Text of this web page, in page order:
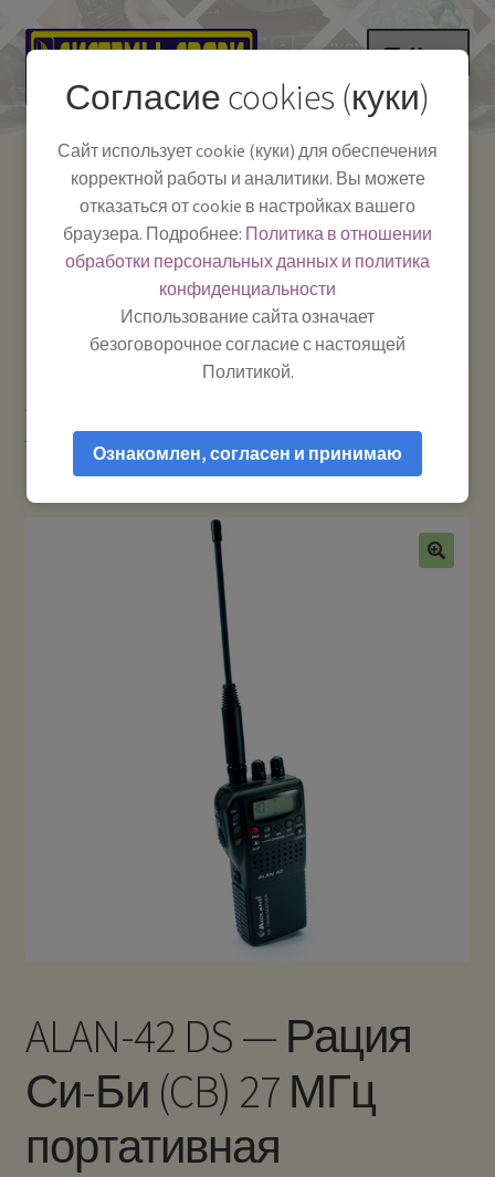
Перейти
навигации
Перейти
содержимому
Меню
Как пользоваться
Полезная информация
Мой аккаунт
Системы Связи:
г. Красноярск, ул.
Работаем:Пн-Пт:
10:00–18:00
-
Телефон:+7-
391-249-1040
Тел.|WA|Telegram:
+79029904090
грузовик, для поля и леса
ALAN-42 DS — Рация Си-Би (CB) 27
МГц портативная
ALAN-42 DS — Рация
Си-Би (CB) 27 МГц
портативная
Согласие cookies (куки)
Сайт использует cookie (куки) для обеспечения
корректной работы и аналитики. Вы можете
отказаться от cookie в настройках вашего
браузера. Подробнее: Политика в отношении
обработки персональных данных и политика
конфиденциальности
Использование сайта означает
безоговорочное согласие с настоящей
Политикой.
Ознакомлен, согласен и принимаю